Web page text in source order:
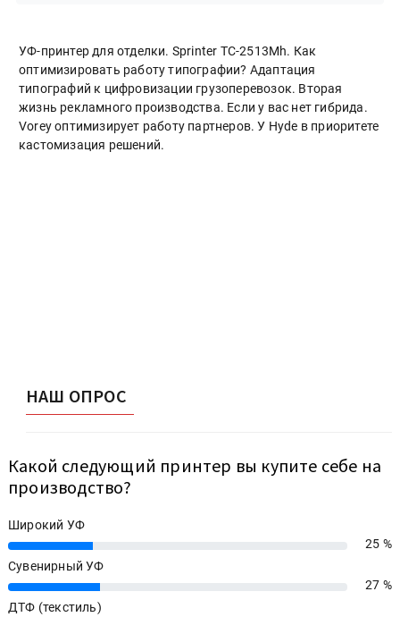
УФ-принтер для отделки. Sprinter ТС-2513Mh. Как
оптимизировать работу типографии? Адаптация
типографий к цифровизации грузоперевозок. Вторая
жизнь рекламного производства. Если у вас нет гибрида.
Vorey оптимизирует работу партнеров. У Hyde в приоритете
кастомизация решений.
НАШ ОПРОС
Какой следующий принтер вы купите себе на
производство?
Широкий УФ
25%
25 %
Сувенирный УФ
27%
27 %
ДТФ (текстиль)